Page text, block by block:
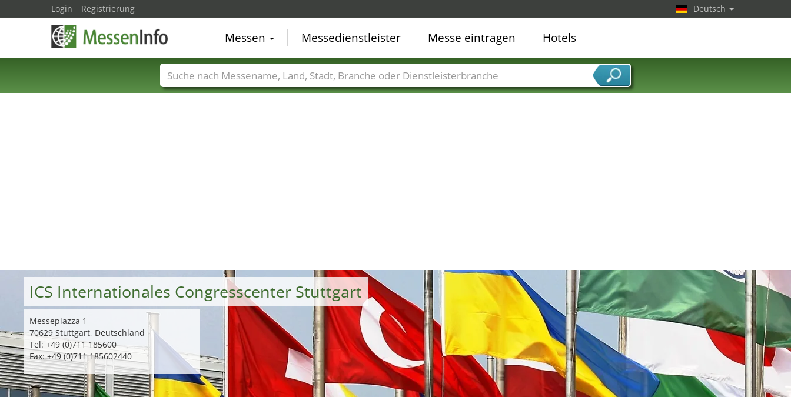
ICS Internationales Congresscenter Stuttgart
Messepiazza 1
70629 Stuttgart, Deutschland
Tel: +49 (0)711 185600
Fax: +49 (0)711 185602440
Login Registrierung Deutsch
Messen Messedienstleister Messe eintragen Hotels
Messenamen Länder Städte Branchen Dienstleisterbranchen